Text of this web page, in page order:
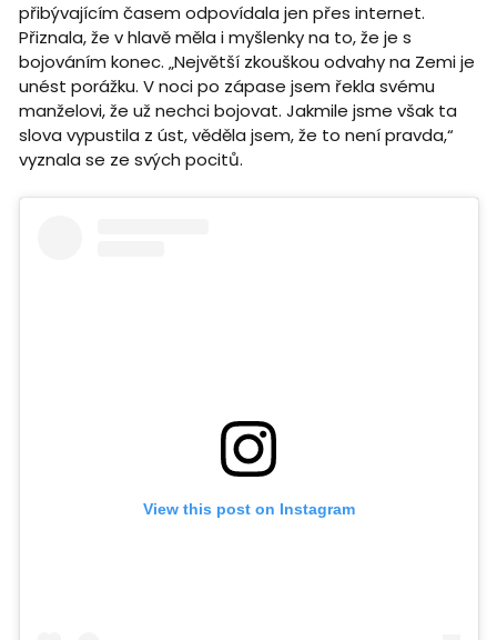
přibývajícím časem odpovídala jen přes internet.
Přiznala, že v hlavě měla i myšlenky na to, že je s
bojováním konec. „Největší zkouškou odvahy na Zemi je
unést porážku. V noci po zápase jsem řekla svému
manželovi, že už nechci bojovat. Jakmile jsme však ta
slova vypustila z úst, věděla jsem, že to není pravda,“
vyznala se ze svých pocitů.
View this post on Instagram